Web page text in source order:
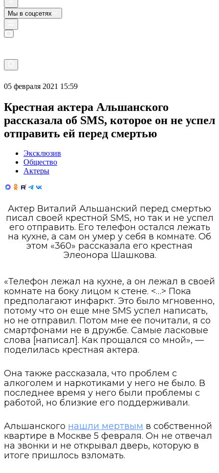
Мы в соцсетях
05 февраля 2021 15:59
Крестная актера Альшанского
рассказала об SMS, которое он не успел
отправить ей перед смертью
Эксклюзив
Общество
Актеры
Актер Виталий Альшанский перед смертью
писал своей крестной SMS, но так и не успел
его отправить. Его телефон остался лежать
на кухне, а сам он умер у себя в комнате. Об
этом «360» рассказала его крестная
Элеонора Шашкова.
«Телефон лежал на кухне, а он лежал в своей
комнате на боку лицом к стене. <…> Пока
предполагают инфаркт. Это было мгновенно,
потому что он еще мне SMS успел написать,
но не отправил. Потом мне ее почитали, я со
смартфонами не в дружбе. Самые ласковые
слова [написал]. Как прощался со мной», —
поделилась крестная актера.
Она также рассказала, что проблем с
алкоголем и наркотиками у него не было. В
последнее время у него были проблемы с
работой, но близкие его поддерживали.
Альшанского нашли мертвым в собственной
квартире в Москве 5 февраля. Он не отвечал
на звонки и не открывал дверь, которую в
итоге пришлось взломать.